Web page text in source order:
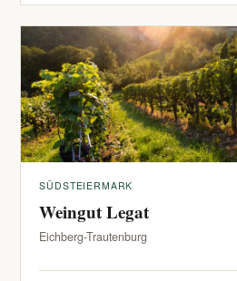
SÜDSTEIERMARK
Weingut Legat
Eichberg-Trautenburg